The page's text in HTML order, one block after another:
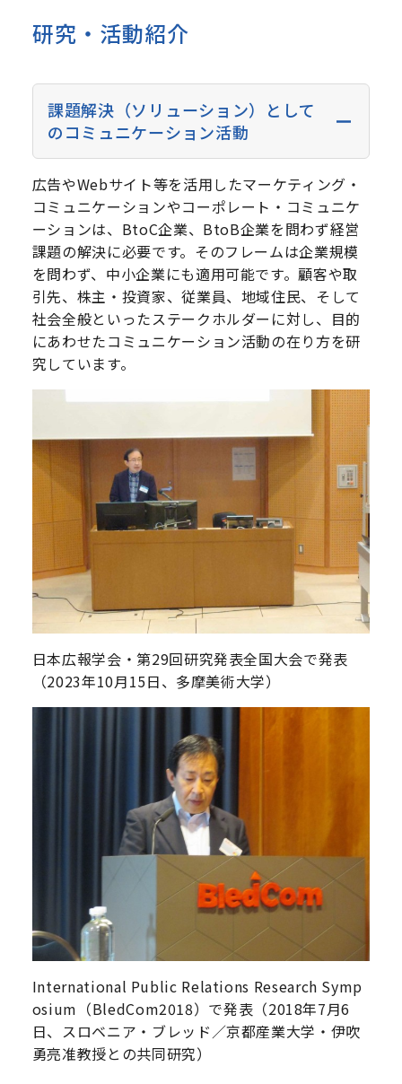
研究・活動紹介
課題解決（ソリューション）として
のコミュニケーション活動
広告やWebサイト等を活用したマーケティング・
コミュニケーションやコーポレート・コミュニケ
ーションは、BtoC企業、BtoB企業を問わず経営
課題の解決に必要です。そのフレームは企業規模
を問わず、中小企業にも適用可能です。顧客や取
引先、株主・投資家、従業員、地域住民、そして
社会全般といったステークホルダーに対し、目的
にあわせたコミュニケーション活動の在り方を研
究しています。
日本広報学会・第29回研究発表全国大会で発表
（2023年10月15日、多摩美術大学）
International Public Relations Research Symp
osium（BledCom2018）で発表（2018年7月6
日、スロベニア・ブレッド／京都産業大学・伊吹
勇亮准教授との共同研究）